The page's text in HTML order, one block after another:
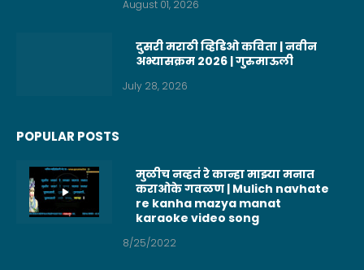
August 01, 2026
दुसरी मराठी व्हिडिओ कविता | नवीन
अभ्यासक्रम 2026 | गुरुमाऊली
July 28, 2026
POPULAR POSTS
मुळीच नव्हतं रे कान्हा माझ्या मनात
कराओके गवळण | Mulich navhate
re kanha mazya manat
karaoke video song
8/25/2022